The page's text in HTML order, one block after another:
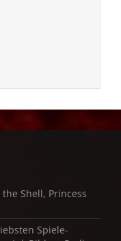
Shell, Princess
Spiele-